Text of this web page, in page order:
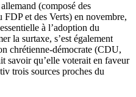
(composé des
et des Verts) en novembre,
à l’adoption du
la surtaxe, s’est également
chrétienne-démocrate (CDU,
savoir qu’elle voterait en faveur
trois sources proches du